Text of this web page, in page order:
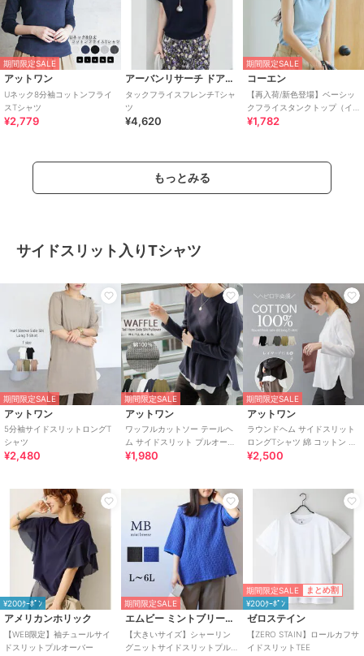
期間限定SALE
アットワン
Uネック8分袖コットンフライ
スTシャツ
¥2,779
アーバンリサーチ ドアーズ
タックフライスフレンチTシャ
ツ
¥4,620
期間限定SALE
コーエン
【再入荷/新色登場】ベーシッ
クフライスタンクトップ（イ
ンフルエンサー紹介アイテ
¥1,782
もっとみる
サイドスリット入りTシャツ
期間限定SALE
アットワン
5分袖サイドスリットロングT
シャツ
¥2,480
期間限定SALE
アットワン
ワッフルカットソー テールヘ
ム サイドスリット プルオーバ
ー
¥1,980
期間限定SALE
アットワン
ラウンドヘム サイドスリット
ロングTシャツ 綿 コットン レ
イヤード
¥2,500
¥200ｸｰﾎﾟﾝ
アメリカンホリック
【WEB限定】袖チュールサイ
ドスリットプルオーバー
期間限定SALE
エムビー ミントブリーズ
【大きいサイズ】シャーリン
グニットサイドスリットプル
期間限定SALE まとめ割
¥200ｸｰﾎﾟﾝ
ゼロステイン
【ZERO STAIN】ロールカフサ
イドスリットTEE